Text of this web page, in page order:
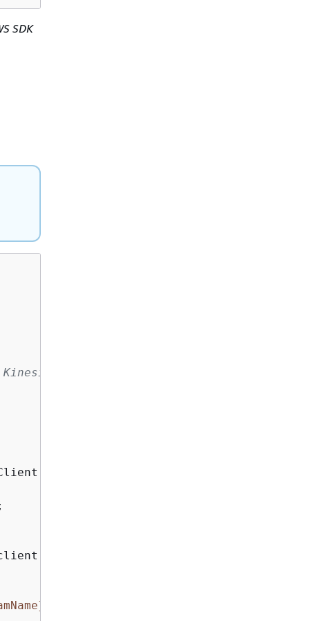
SDK
stream.
streamName, shardCount);